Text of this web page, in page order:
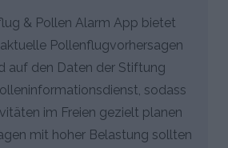
& Pollen Alarm App bietet
Pollenflugvorhersagen
auf den Daten der Stiftung
sodass
im Freien gezielt planen
mit hoher Belastung sollten